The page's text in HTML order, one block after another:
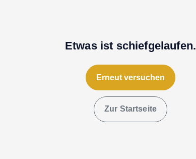
Etwas ist schiefgelaufen.
Erneut versuchen
Zur Startseite